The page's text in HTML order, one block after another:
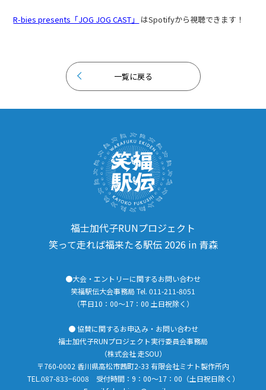
R-bies presents「JOG JOG CAST」 はSpotifyから視聴できます！
一覧に戻る
福士加代子RUNプロジェクト
笑って走れば福来たる駅伝 2026 in 青森
●大会・エントリーに関するお問い合わせ
笑福駅伝大会事務局 Tel. 011-211-8051
（平日10：00～17：00 土日祝除く）
● 協賛に関するお申込み・お問い合わせ
福士加代子RUNプロジェクト実行委員会事務局
（株式会社 走SOU）
〒760-0002 香川県高松市茜町2-33 有限会社ミナト製作所内
TEL.087-833−6008 受付時間：9：00〜17：00（土日祝日除く）